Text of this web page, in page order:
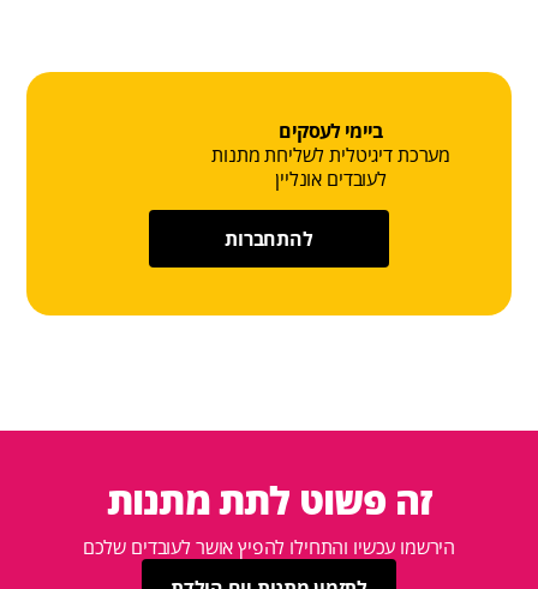
ביימי לעסקים
מערכת דיגיטלית לשליחת מתנות
לעובדים אונליין
להתחברות
זה פשוט לתת מתנות
הירשמו עכשיו והתחילו להפיץ אושר לעובדים שלכם